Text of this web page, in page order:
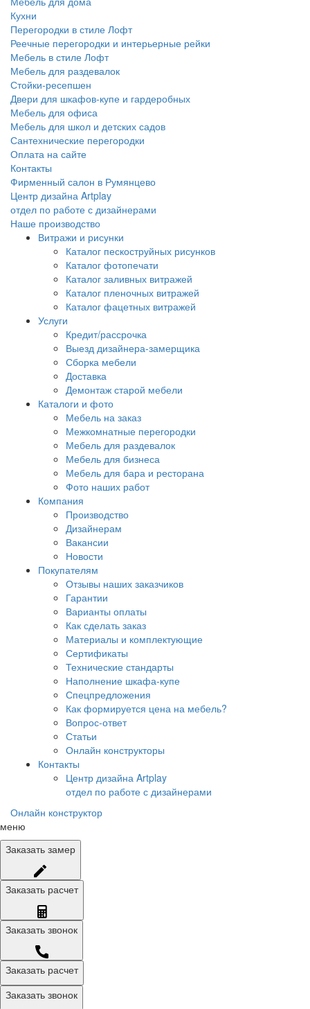
Кухни
Перегородки в стиле Лофт
Реечные перегородки и интерьерные рейки
Мебель в стиле Лофт
Мебель для раздевалок
Стойки-ресепшен
Двери для шкафов-купе и гардеробных
Мебель для офиса
Мебель для школ и детских садов
Сантехнические перегородки
Оплата на сайте
Контакты
Фирменный салон в Румянцево
Центр дизайна Artplay
отдел по работе с дизайнерами
Наше производство
Витражи и рисунки
Каталог пескоструйных рисунков
Каталог фотопечати
Каталог заливных витражей
Каталог пленочных витражей
Каталог фацетных витражей
Услуги
Кредит/рассрочка
Выезд дизайнера-замерщика
Сборка мебели
Доставка
Демонтаж старой мебели
Каталоги и фото
Мебель на заказ
Межкомнатные перегородки
Мебель для раздевалок
Мебель для бизнеса
Мебель для бара и ресторана
Фото наших работ
Компания
Производство
Дизайнерам
Вакансии
Новости
Покупателям
Отзывы наших заказчиков
Гарантии
Варианты оплаты
Как сделать заказ
Материалы и комплектующие
Сертификаты
Технические стандарты
Наполнение шкафа-купе
Спецпредложения
Как формируется цена на мебель?
Вопрос-ответ
Статьи
Онлайн конструкторы
Контакты
Центр дизайна Artplay
отдел по работе с дизайнерами
Онлайн конструктор
меню
Заказать замер
Заказать расчет
Заказать звонок
Заказать расчет
Заказать звонок